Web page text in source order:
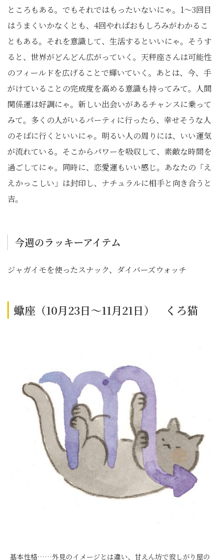
ところもある。でもそれではもったいないにゃ。1～3回目
はうまくいかなくとも、4回やればおもしろみがわかるこ
ともある。それを意識して、生活するといいにゃ。そうす
ると、世界がどんどん広がっていく。天秤座さんは可能性
のフィールドを広げることで輝いていく。あとは、今、手
がけていることの完成度を高める意識も持ってみて。人間
関係運は好調にゃ。新しい出会いがあるチャンスに乗って
みて。多くの人がいるパーティに行ったら、幸せそうな人
のそばに行くといいにゃ。明るい人の周りには、いい運気
が流れている。そこからパワーを吸収して、素敵な時間を
過ごしてにゃ。同時に、恋愛運もいい感じ。あなたの「え
えかっこしい」は封印し、ナチュラルに相手と向き合うと
吉。
今週のラッキーアイテム
ジャガイモを使ったスナック、ダイバーズウォッチ
蠍座（10月23日～11月21日） くろ猫
基本性格……外見のイメージとは違い、甘えん坊で寂しがり屋の